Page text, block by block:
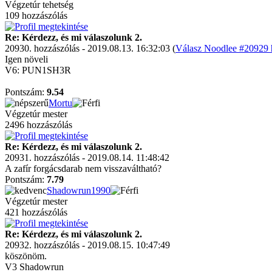
Végzetúr tehetség
109 hozzászólás
Re: Kérdezz, és mi válaszolunk 2.
20930. hozzászólás - 2019.08.13. 16:32:03 (Válasz Noodlee #20929
Igen növeli
V6: PUN1SH3R
Pontszám: 9.54
Mortu
Végzetúr mester
2496 hozzászólás
Re: Kérdezz, és mi válaszolunk 2.
20931. hozzászólás - 2019.08.14. 11:48:42
A zafír forgácsdarab nem visszaváltható?
Pontszám: 7.79
Shadowrun1990
Végzetúr mester
421 hozzászólás
Re: Kérdezz, és mi válaszolunk 2.
20932. hozzászólás - 2019.08.15. 10:47:49
köszönöm.
V3 Shadowrun